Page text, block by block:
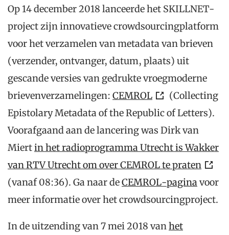
Op 14 december 2018 lanceerde het SKILLNET-
project zijn innovatieve crowdsourcingplatform
voor het verzamelen van metadata van brieven
(verzender, ontvanger, datum, plaats) uit
gescande versies van gedrukte vroegmoderne
brievenverzamelingen: CEMROL
(Collecting
Epistolary Metadata of the Republic of Letters).
Voorafgaand aan de lancering was Dirk van
Miertin het radioprogramma Utrecht is Wakker
van RTV Utrecht om over CEMROL te praten
(vanaf 08:36). Ga naar deCEMROL-paginavoor
meer informatie over het crowdsourcingproject.
In de uitzending van 7 mei 2018 vanhet